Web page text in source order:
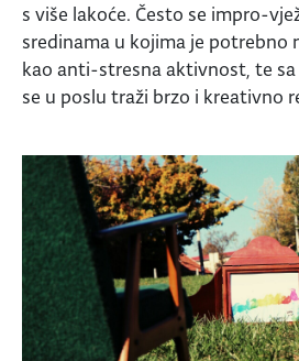
s više lakoće. Često se impro-
sredinama u kojima je potrebno
kao anti-stresna aktivnost, te
se u poslu traži brzo i kreativno